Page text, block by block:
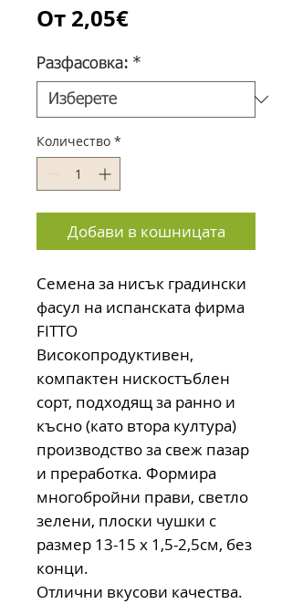
От 2,05€Продажна
Разфасовка: *
Количество *
Добави в кошницата
Семена за нисък градински
фасул на испанската фирма
FITTO
Високопродуктивен,
компактен нискостъблен
сорт, подходящ за ранно и
късно (като втора култура)
производство за свеж пазар
и преработка. Формира
многобройни прави, светло
зелени, плоски чушки с
размер 13-15 х 1,5-2,5см, без
конци.
Отлични вкусови качества.